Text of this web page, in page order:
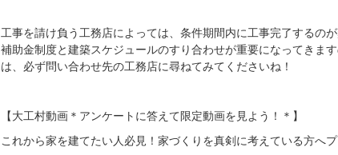
工事を請け負う工務店によっては、条件期間内に工事完了するの
補助金制度と建築スケジュールのすり合わせが重要になってきま
は、必ず問い合わせ先の工務店に尋ねてみてくださいね！
【大工村動画＊アンケートに答えて限定動画を見よう！＊】
これから家を建てたい人必見！家づくりを真剣に考えている方へ